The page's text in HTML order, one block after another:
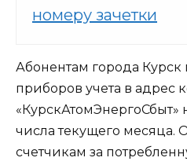
номеру зачетки
Абонентам города Курск
приборов учета в адрес
«КурскАтомЭнергоСбыт»
числа текущего месяца.
счетчикам за